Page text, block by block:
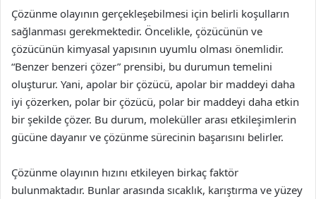
Çözünme olayının gerçekleşebilmesi için belirli koşulların
sağlanması gerekmektedir. Öncelikle, çözücünün ve
çözücünün kimyasal yapısının uyumlu olması önemlidir.
“Benzer benzeri çözer” prensibi, bu durumun temelini
oluşturur. Yani, apolar bir çözücü, apolar bir maddeyi daha
iyi çözerken, polar bir çözücü, polar bir maddeyi daha etkin
bir şekilde çözer. Bu durum, moleküller arası etkileşimlerin
gücüne dayanır ve çözünme sürecinin başarısını belirler.
Çözünme olayının hızını etkileyen birkaç faktör
bulunmaktadır. Bunlar arasında sıcaklık, karıştırma ve yüzey